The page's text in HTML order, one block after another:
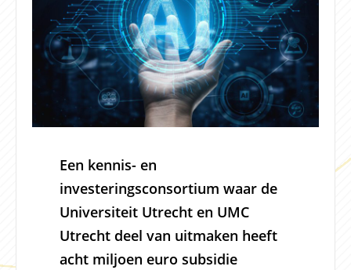
Een kennis- en
investeringsconsortium waar de
Universiteit Utrecht en UMC
Utrecht deel van uitmaken heeft
acht miljoen euro subsidie